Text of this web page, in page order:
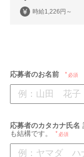
時給1,226円～
応募者のお名前 必須
応募者のカタカナ氏名
も結構です。
必須